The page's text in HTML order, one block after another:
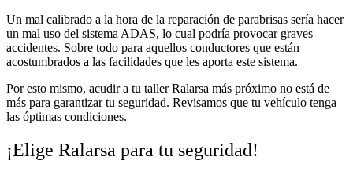
Un mal calibrado a la hora de la reparación de parabrisas sería hacer
un mal uso del sistema ADAS, lo cual podría provocar graves
accidentes. Sobre todo para aquellos conductores que están
acostumbrados a las facilidades que les aporta este sistema.
Por esto mismo, acudir a tu taller Ralarsa más próximo no está de
más para garantizar tu seguridad. Revisamos que tu vehículo tenga
las óptimas condiciones.
¡Elige Ralarsa para tu seguridad!